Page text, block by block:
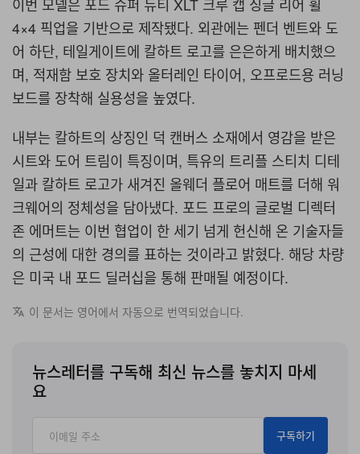
이번 모델은 포드 슈퍼 듀티 XLT 크루 캡 싱글 리어 휠
4×4 픽업을 기반으로 제작됐다. 외관에는 펜더 벤트와 도
어 하단, 테일게이트에 칼하트 로고를 은은하게 배치했으
며, 적재함 보호 장치와 올터레인 타이어, 오프로드용 러닝
보드를 장착해 실용성을 높였다.
내부는 칼하트의 상징인 덕 캔버스 소재에서 영감을 받은
시트와 도어 트림이 특징이며, 특유의 트리플 스티치 디테
일과 칼하트 로고가 새겨진 올웨더 플로어 매트를 더해 워
크웨어의 정체성을 담아냈다. 포드 프로의 글로벌 디렉터
존 에머트는 이번 협업이 한 세기 넘게 헌신해 온 기술자들
의 근성에 대한 경의를 표하는 것이라고 밝혔다. 해당 차량
은 미국 내 포드 딜러십을 통해 판매될 예정이다.
이 문서는 영어에서 자동으로 번역되었습니다.
뉴스레터를 구독해 최신 뉴스를 놓치지 마세
요
구독하기